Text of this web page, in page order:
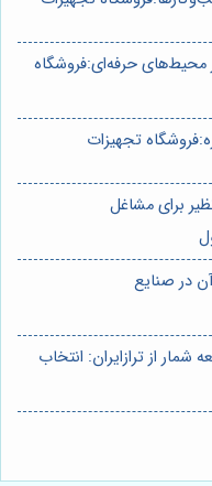
حرفه‌ای:فروشگاه
تجهیزات
برای مشاغل
صنایع
از ترازایران: انتخاب